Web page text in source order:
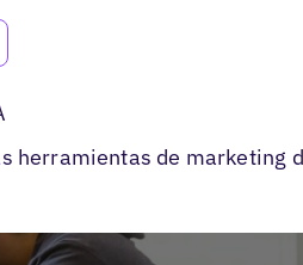
herramientas de marketing